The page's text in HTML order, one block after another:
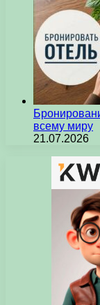
всему миру
21.07.2026